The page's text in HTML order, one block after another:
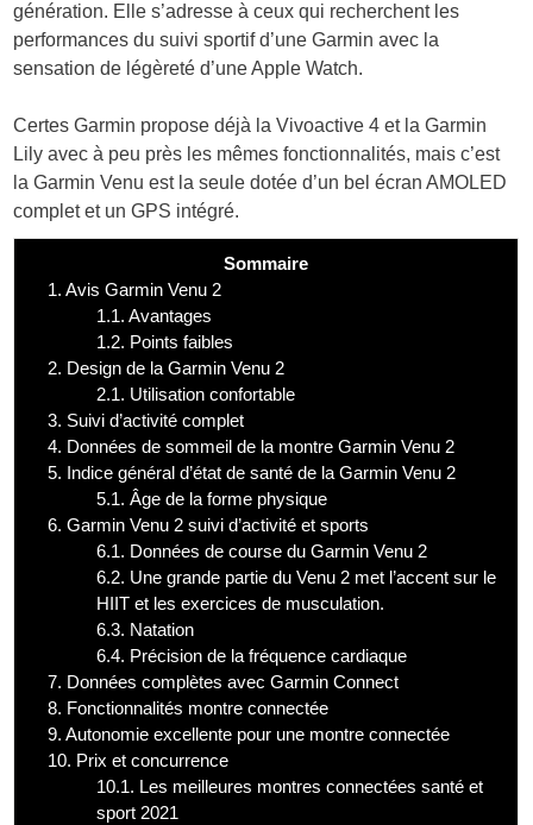
génération. Elle s’adresse à ceux qui recherchent les
performances du suivi sportif d’une Garmin avec la
sensation de légèreté d’une Apple Watch.
Certes Garmin propose déjà la Vivoactive 4 et la Garmin
Lily avec à peu près les mêmes fonctionnalités, mais c’est
la Garmin Venu est la seule dotée d’un bel écran AMOLED
complet et un GPS intégré.
Sommaire
1. Avis Garmin Venu 2
1.1. Avantages
1.2. Points faibles
2. Design de la Garmin Venu 2
2.1. Utilisation confortable
3. Suivi d’activité complet
4. Données de sommeil de la montre Garmin Venu 2
5. Indice général d’état de santé de la Garmin Venu 2
5.1. Âge de la forme physique
6. Garmin Venu 2 suivi d’activité et sports
6.1. Données de course du Garmin Venu 2
6.2. Une grande partie du Venu 2 met l’accent sur le
HIIT et les exercices de musculation.
6.3. Natation
6.4. Précision de la fréquence cardiaque
7. Données complètes avec Garmin Connect
8. Fonctionnalités montre connectée
9. Autonomie excellente pour une montre connectée
10. Prix et concurrence
10.1. Les meilleures montres connectées santé et
sport 2021